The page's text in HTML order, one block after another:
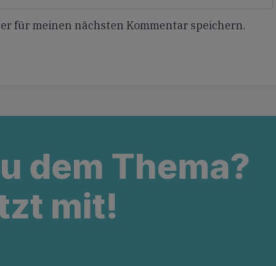
für meinen nächsten Kommentar speichern.
dem Thema?
mit!